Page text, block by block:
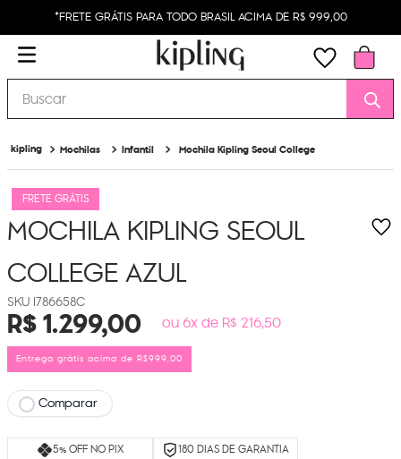
*FRETE GRÁTIS PARA TODO BRASIL ACIMA DE R$ 999,00
Buscar
Mochilas Infantil Mochila Kipling Seoul College
FRETE GRÁTIS
MOCHILA KIPLING SEOUL
COLLEGEAZUL
I786658C
R$1.299,00 ou 6x de R$ 216,50
Entrega grátis acima de R$999,00
Comparar
5% OFF NO PIX 180 DIAS DE GARANTIA